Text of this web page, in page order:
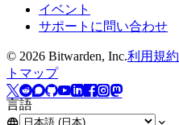
イベント
サポートに問い合わせ
© 2026 Bitwarden, Inc.利用規約
トマップ
言語